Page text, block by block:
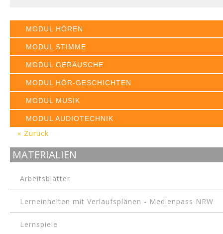
MODUL HÖREN
MODUL STIMME
MODUL GERÄUSCHE
MODUL HÖR-GESCHICHTEN
MODUL MUSIK
MODUL AUDIOTECHNIK
« Zurück
MATERIALIEN
Arbeitsblätter
Lerneinheiten mit Verlaufsplänen - Medienpass NRW
Lernspiele